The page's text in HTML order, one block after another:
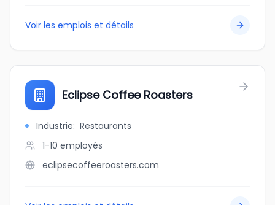
Voir les emplois et détails
Eclipse Coffee Roasters
Industrie: Restaurants
1-10 employés
eclipsecoffeeroasters.com